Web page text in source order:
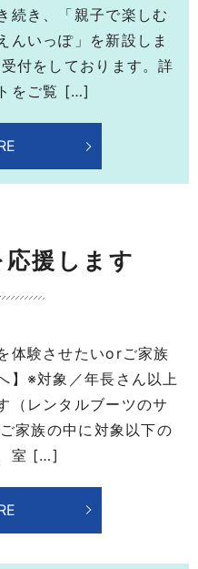
続き、「親子で楽しむ
んいっぽ」を新設しま
付をしております。詳
をご覧 […]
援します
体験させたいorご家族
】※対象／年長さん以上
（レンタルブーツのサ
家族の中に対象以下の
室 […]